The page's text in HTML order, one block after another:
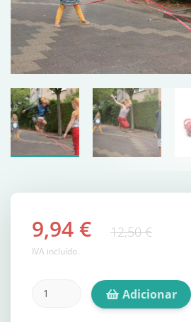
9,94 € 12,50 €
IVA incluído.
Adicionar